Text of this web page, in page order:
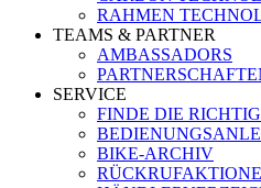
RAHMEN
TEAMS & PARTNER
AMBASSADORS
SERVICE
FINDE DIE
BIKE-ARCHIV